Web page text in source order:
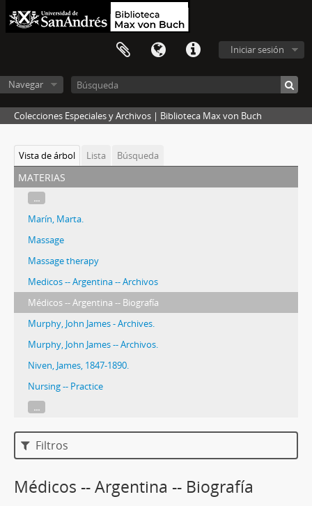
Iniciar sesión
Navegar
Colecciones Especiales y Archivos | Biblioteca Max von Buch
Vista de árbol Lista Búsqueda
materias
...
Marín, Marta.
Massage
Massage therapy
Medicos -- Argentina -- Archivos
Médicos -- Argentina -- Biografía
Murphy, John James - Archives.
Murphy, John James -- Archivos.
Niven, James, 1847-1890.
Nursing -- Practice
...
Filtros
Médicos -- Argentina -- Biografía